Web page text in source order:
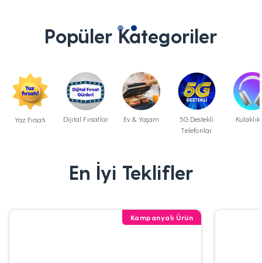
Popüler Kategoriler
Yaz Fırsatı Dijital Fırsatlar Ev & Yaşam
5G Destekli
Telefonlar
En İyi Teklifler
Kampanyalı Ürün